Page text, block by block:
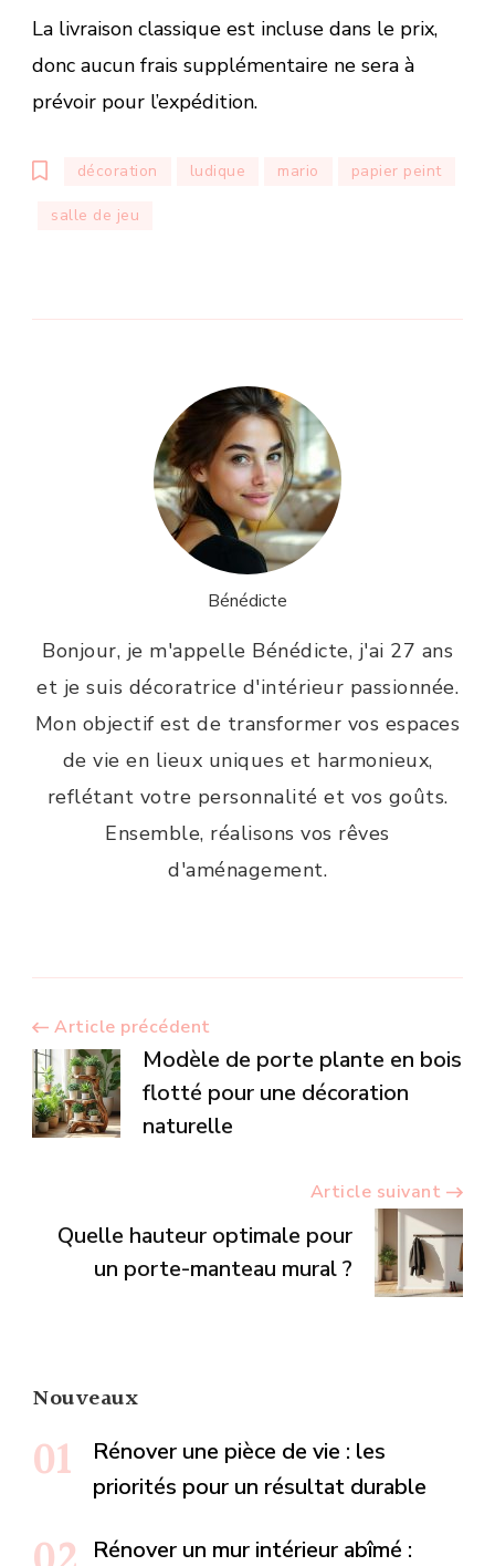
La livraison classique est incluse dans le prix,
donc aucun frais supplémentaire ne sera à
prévoir pour l’expédition.
décoration ludique mario papier peint
salle de jeu
Bénédicte
Bonjour, je m'appelle Bénédicte, j'ai 27 ans
et je suis décoratrice d'intérieur passionnée.
Mon objectif est de transformer vos espaces
de vie en lieux uniques et harmonieux,
reflétant votre personnalité et vos goûts.
Ensemble, réalisons vos rêves
d'aménagement.
Navigation
d’article
Article précédent
Modèle de porte plante en bois
flotté pour une décoration
naturelle
Article suivant
Quelle hauteur optimale pour
un porte-manteau mural ?
Nouveaux
Rénover une pièce de vie : les
priorités pour un résultat durable
Rénover un mur intérieur abîmé :